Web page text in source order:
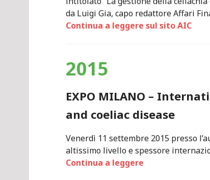
da Luigi Gia, capo redattore Affari
Continua a leggere sul sito AIC
2015
EXPO MILANO –
and coeliac disease
Venerdì 11 settembre 2015 presso
altissimo livello e spessore
Continua a leggere